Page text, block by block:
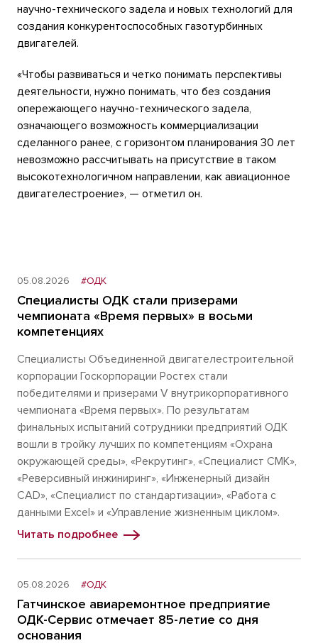
научно-технического задела и новых технологий для
создания конкурентоспособных газотурбинных
двигателей.
«Чтобы развиваться и четко понимать перспективы
деятельности, нужно понимать, что без создания
опережающего научно-технического задела,
означающего возможность коммерциализации
сделанного ранее, с горизонтом планирования 30 лет
невозможно рассчитывать на присутствие в таком
высокотехнологичном направлении, как авиационное
двигателестроение», — отметил он.
05.08.2026 #ОДК
Специалисты ОДК стали призерами
чемпионата «Время первых» в восьми
компетенциях
Специалисты Объединенной двигателестроительной
корпорации Госкорпорации Ростех стали
победителями и призерами V внутрикорпоративного
чемпионата «Время первых». По результатам
финальных испытаний сотрудники предприятий ОДК
вошли в тройку лучших по компетенциям «Охрана
окружающей среды», «Рекрутинг», «Специалист СМК»,
«Реверсивный инжиниринг», «Инженерный дизайн
CAD», «Специалист по стандартизации», «Работа с
данными Excel» и «Управление жизненным циклом».
Читать подробнее
05.08.2026 #ОДК
Гатчинское авиаремонтное предприятие
ОДК-Сервис отмечает 85-летие со дня
основания